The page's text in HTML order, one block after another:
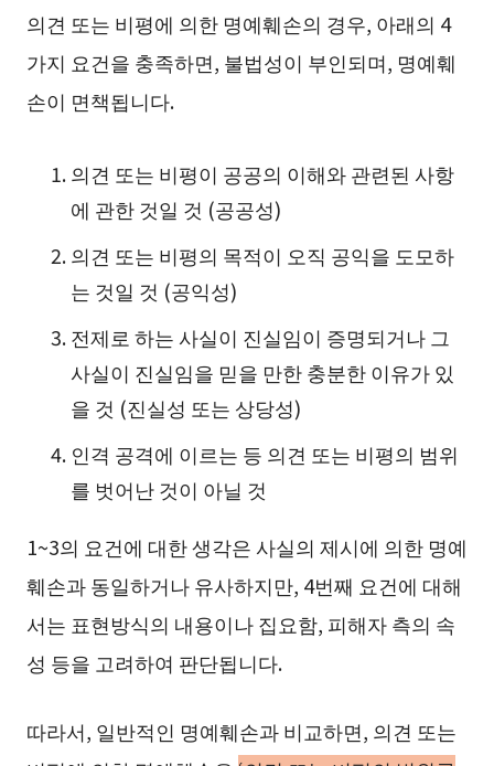
의견 또는 비평에 의한 명예훼손의 경우, 아래의 4
가지 요건을 충족하면, 불법성이 부인되며, 명예훼
손이 면책됩니다.
의견 또는 비평이 공공의 이해와 관련된 사항
에 관한 것일 것 (공공성)
의견 또는 비평의 목적이 오직 공익을 도모하
는 것일 것 (공익성)
전제로 하는 사실이 진실임이 증명되거나 그
사실이 진실임을 믿을 만한 충분한 이유가 있
을 것 (진실성 또는 상당성)
인격 공격에 이르는 등 의견 또는 비평의 범위
를 벗어난 것이 아닐 것
1~3의 요건에 대한 생각은 사실의 제시에 의한 명예
훼손과 동일하거나 유사하지만, 4번째 요건에 대해
서는 표현방식의 내용이나 집요함, 피해자 측의 속
성 등을 고려하여 판단됩니다.
따라서, 일반적인 명예훼손과 비교하면, 의견 또는